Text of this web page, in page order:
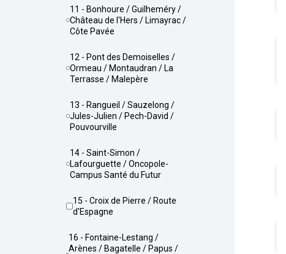
11 - Bonhoure / Guilheméry /
Château de l'Hers / Limayrac /
Côte Pavée
12 - Pont des Demoiselles /
Ormeau / Montaudran / La
Terrasse / Malepère
13 - Rangueil / Sauzelong /
Jules-Julien / Pech-David /
Pouvourville
14 - Saint-Simon /
Lafourguette / Oncopole-
Campus Santé du Futur
15 - Croix de Pierre / Route
d'Espagne
16 - Fontaine-Lestang /
Arènes / Bagatelle / Papus /